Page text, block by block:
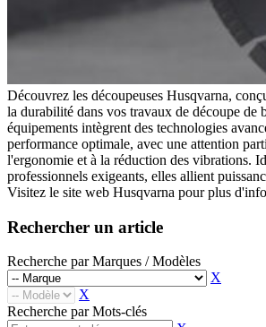
KITS DE TRANSFORMATION
Kit Adaptable Morin (Variatic)
Kit Engcon
Kit Martin
Kit Klac
Kit Cangini Benne (MBI)
Kit Neuson Easy Lock
Kit VAB Volvo
Kit Volvo Mecalac à Tétons
Kit Verachtert
Kit VTN
Kit Blanchard
ATTACHES RAPIDES
Attache Rapide - Coupleur Morin
Attache Rapide Coupleur Mécanique 2 Axes
Fourches à Palettes
Accessoires de Godet
KITS DE TRANSFORMATION
Kit Adaptable Morin (Variatic)
Kit Oreilles 2 Axes
Kit Engcon
Kit Martin
Kit Klac
Kit Cangini Benne (MBI)
Kit Neuson Easy Lock
Kit VAB Volvo
Kit Volvo Mecalac à Tétons
Kit Lehnhoff
Kit Verachtert
Kit Arden
Kit Blanchard
ATTACHES RAPIDES
Attache Rapide - Coupleur Morin
Découvrez les découpeuses Husqvarna,
la durabilité dans vos travaux de découpe de
équipements intègrent des technologies
performance optimale, avec une attention
l'ergonomie et à la réduction des vibrations.
professionnels exigeants, elles allient
Visitez le site web Husqvarna pour plus
Rechercher un article
Recherche par Marques / Modèles
X
X
Recherche par Mots-clés